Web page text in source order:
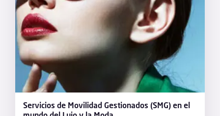
Servicios de Movilidad Gestionados (SMG) en el